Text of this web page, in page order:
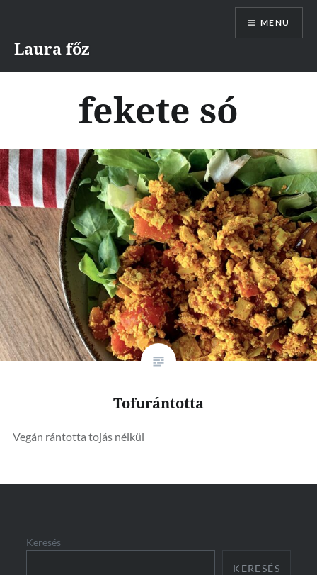
content
Laura főz
MENU
fekete só
Tofurántotta
Vegán rántotta tojás nélkül
Keresés
KERESÉS